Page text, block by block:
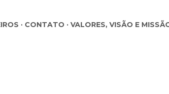
CONTATO VALORES, VISÃO E